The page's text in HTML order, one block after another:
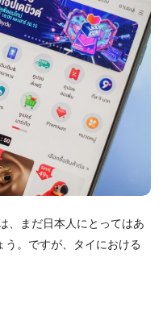
、まだ日本人にとってはあ
。ですが、タイにおける